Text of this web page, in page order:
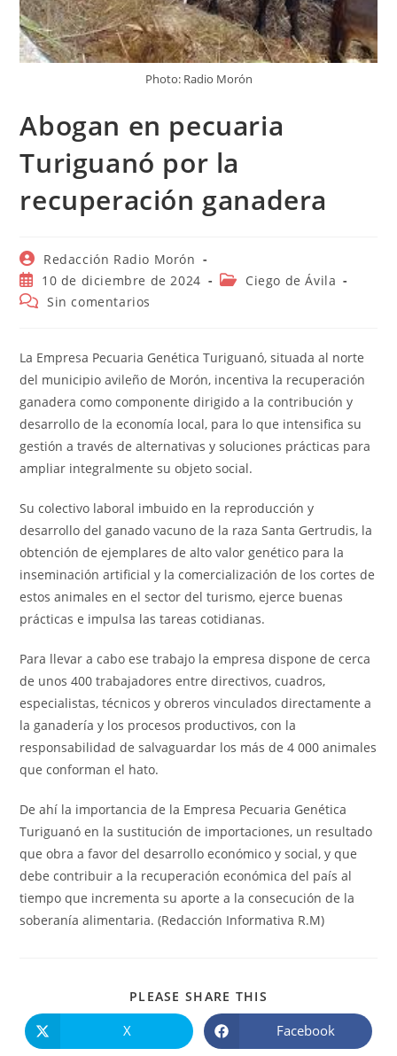
Photo: Radio Morón
Abogan en pecuaria
Turiguanó por la
recuperación ganadera
Autor
de
la
entrada:
Redacción Radio Morón
Publicación
de
la
10 de diciembre de 2024
Categoría
Ciego de Ávila
Comentarios
entrada:
Sin comentarios
La Empresa Pecuaria Genética Turiguanó, situada al norte
del municipio avileño de Morón, incentiva la recuperación
ganadera como componente dirigido a la contribución y
desarrollo de la economía local, para lo que intensifica su
gestión a través de alternativas y soluciones prácticas para
ampliar integralmente su objeto social.
Su colectivo laboral imbuido en la reproducción y
desarrollo del ganado vacuno de la raza Santa Gertrudis, la
obtención de ejemplares de alto valor genético para la
inseminación artificial y la comercialización de los cortes de
estos animales en el sector del turismo, ejerce buenas
prácticas e impulsa las tareas cotidianas.
Para llevar a cabo ese trabajo la empresa dispone de cerca
de unos 400 trabajadores entre directivos, cuadros,
especialistas, técnicos y obreros vinculados directamente a
la ganadería y los procesos productivos, con la
responsabilidad de salvaguardar los más de 4 000 animales
que conforman el hato.
De ahí la importancia de la Empresa Pecuaria Genética
Turiguanó en la sustitución de importaciones, un resultado
que obra a favor del desarrollo económico y social, y que
debe contribuir a la recuperación económica del país al
tiempo que incrementa su aporte a la consecución de la
soberanía alimentaria. (Redacción Informativa R.M)
PLEASE SHARE THIS
abre
X Se
abre
Facebook